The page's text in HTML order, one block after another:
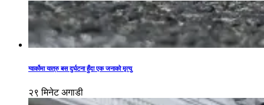
ग्वार्कोमा यात्रु बस दुर्घटना हुँदा एक जनाको मृत्यु
२९ मिनेट अगाडी